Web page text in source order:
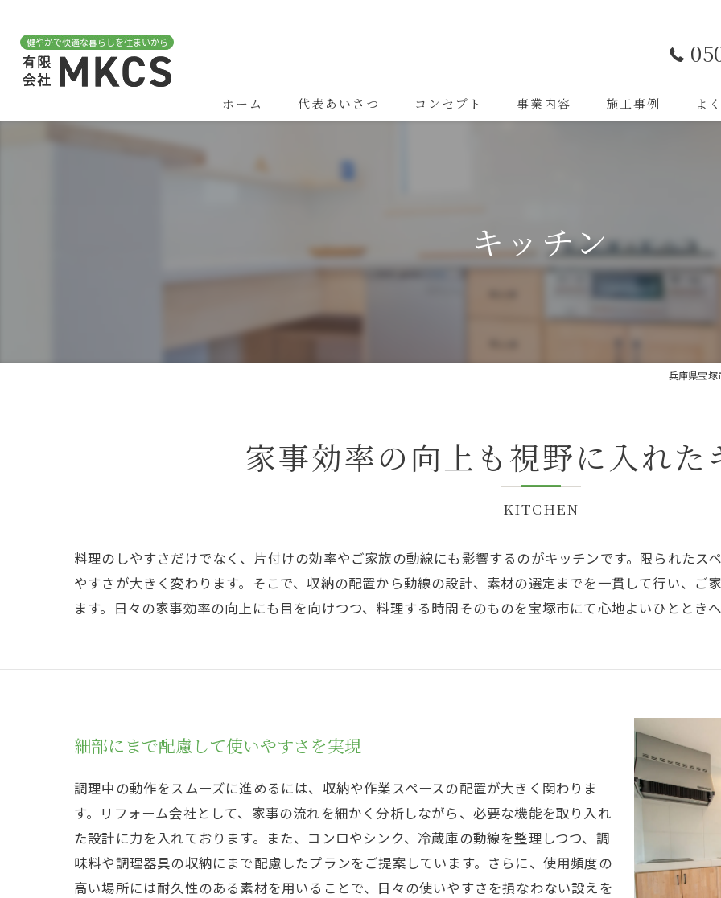
ホーム 代表あいさつ コンセプト 事業内容 施工事例 よ
キッチン
兵庫県宝塚
家事効率の向上も視野に入れた
KITCHEN
料理のしやすさだけでなく、片付けの効率やご家族の動線にも影響するのがキッチンです。限られたス
やすさが大きく変わります。そこで、収納の配置から動線の設計、素材の選定までを一貫して行い、ご
ます。日々の家事効率の向上にも目を向けつつ、料理する時間そのものを宝塚市にて心地よいひととき
細部にまで配慮して使いやすさを実現
調理中の動作をスムーズに進めるには、収納や作業スペースの配置が大きく関わりま
す。リフォーム会社として、家事の流れを細かく分析しながら、必要な機能を取り入れ
た設計に力を入れております。また、コンロやシンク、冷蔵庫の動線を整理しつつ、調
味料や調理器具の収納にまで配慮したプランをご提案しています。さらに、使用頻度の
高い場所には耐久性のある素材を用いることで、日々の使いやすさを損なわない設えを